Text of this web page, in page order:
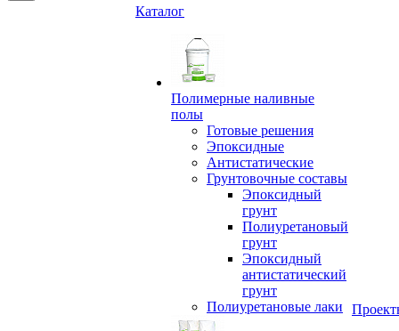
Каталог
Полимерные наливные
полы
Готовые решения
Эпоксидные
Антистатические
Грунтовочные составы
Эпоксидный
грунт
Полиуретановый
грунт
Эпоксидный
антистатический
грунт
Полиуретановые лаки